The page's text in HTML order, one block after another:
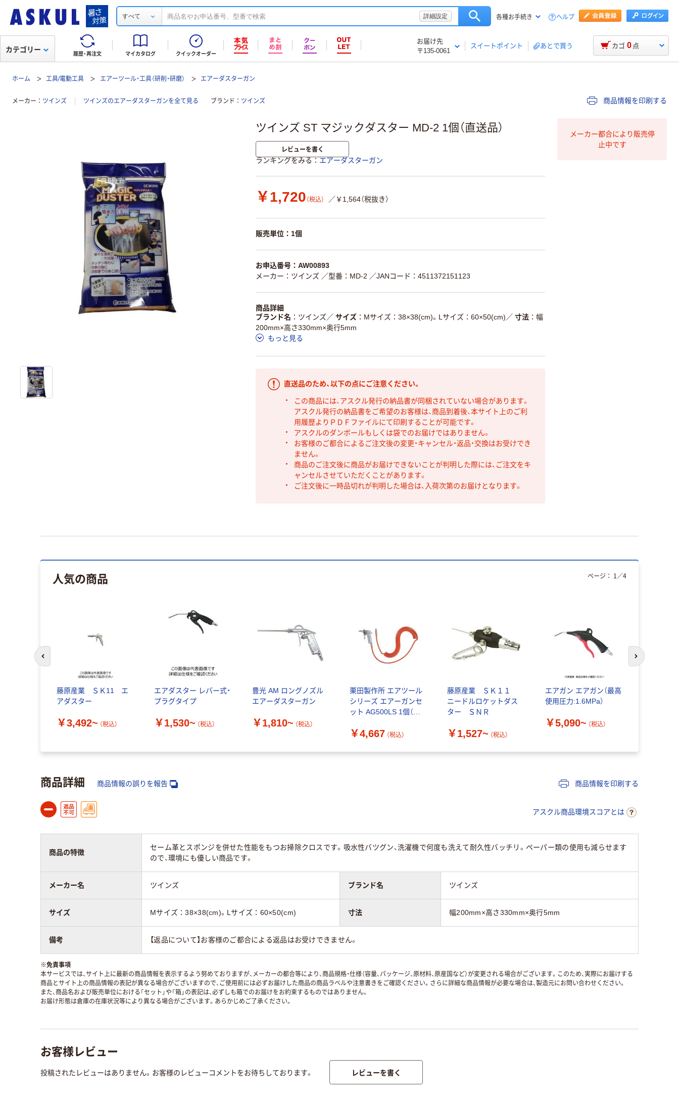
すべて 詳細設定 各種お手続き ヘルプ
履歴・再注文 マイカタログ クイックオーダー
お届け先
〒135-0061
スイートポイント あとで買う
カテゴリー カゴ 0 点
ホーム 工具/電動工具 エアーツール・工具（研削・研磨） エアーダスターガン
メーカー ツインズ ツインズのエアーダスターガンを全て見る ブランド ツインズ 商品情報を印刷する
ツインズ ST マジックダスター MD-2 1個（直送品）
レビューを書く
ランキングをみる エアーダスターガン
￥1,720 （税込） ／￥1,564（税抜き）
販売単位：1個
お申込番号：AW00893
メーカー：ツインズ ／型番：MD-2 ／JANコード：4511372151123
商品詳細
ブランド名
ツインズ／ サイズ Mサイズ：38×38(cm)。Lサイズ：60×50(cm) ／ 寸法
幅
200mm×高さ330mm×奥行5mm
もっと見る
直送品のため、以下の点にご注意ください。
この商品には、アスクル発行の納品書が同梱されていない場合があります。
アスクル発行の納品書をご希望のお客様は、商品到着後、本サイト上のご利
用履歴よりＰＤＦファイルにて印刷することが可能です。
アスクルのダンボールもしくは袋でのお届けではありません。
お客様のご都合によるご注文後の変更・キャンセル・返品・交換はお受けでき
ません。
商品のご注文後に商品がお届けできないことが判明した際には、ご注文をキ
ャンセルさせていただくことがあります。
ご注文後に一時品切れが判明した場合は、入荷次第のお届けとなります。
メーカー都合により販売停
止中です
人気の商品
藤原産業 ＳＫ11 エ
アダスター
￥3,492~ （税込）
エアダスター レバー式・
プラグタイプ
￥1,530~ （税込）
豊光 AM ロングノズル
エアーダスターガン
￥1,810~ （税込）
栗田製作所 エアツール
シリーズ エアーガンセ
ット AG500LS 1個（直
￥4,667 （税込）
藤原産業 ＳＫ１１
ニードルロケットダス
ター ＳＮＲ
￥1,527~ （税込）
エアガン エアガン（最高
使用圧力:1.6MPa）
￥5,090~ （税込）
ページ： 1 ／4
前のスライドへ 次のスライド
商品詳細 商品情報の誤りを報告 商品情報を印刷する
アスクル商品環境スコアとは
商品の特徴
セーム革とスポンジを併せた性能をもつお掃除クロスです。吸水性バツグン、洗濯機で何度も洗えて耐久性バッチリ。ペーパー類の使用も減らせます
ので、環境にも優しい商品です。
メーカー名 ツインズ ブランド名 ツインズ
サイズ Mサイズ：38×38(cm)。Lサイズ：60×50(cm) 寸法 幅200mm×高さ330mm×奥行5mm
備考 【返品について】お客様のご都合による返品はお受けできません。
※免責事項
本サービスでは、サイト上に最新の商品情報を表示するよう努めておりますが、メーカーの都合等により、商品規格・仕様（容量、パッケージ、原材料、原産国など）が変更される場合がございます。このため、実際にお届けする
商品とサイト上の商品情報の表記が異なる場合がございますので、ご使用前には必ずお届けした商品の商品ラベルや注意書きをご確認ください。さらに詳細な商品情報が必要な場合は、製造元にお問い合わせください。
また、商品名および販売単位における「セット」や「箱」の表記は、必ずしも箱でのお届けをお約束するものではありません。
お届け形態は倉庫の在庫状況等により異なる場合がございます。あらかじめご了承ください。
お客様レビュー
投稿されたレビューはありません。お客様のレビューコメントをお待ちしております。 レビューを書く